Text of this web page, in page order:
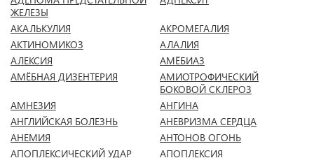
ЖЕЛЕЗЫ
АКАЛЬКУЛИЯ
АКРОМЕГАЛИЯ
АКТИНОМИКОЗ
АЛАЛИЯ
АЛЕКСИЯ
АМЁБИАЗ
АМЁБНАЯ ДИЗЕНТЕРИЯ
АМИОТРОФИЧЕСКИЙ
БОКОВОЙ СКЛЕРОЗ
АМНЕЗИЯ
АНГИНА
АНГЛИЙСКАЯ БОЛЕЗНЬ
АНЕВРИЗМА СЕРДЦА
АНЕМИЯ
АНТОНОВ ОГОНЬ
АПОПЛЕКСИЧЕСКИЙ УДАР
АПОПЛЕКСИЯ